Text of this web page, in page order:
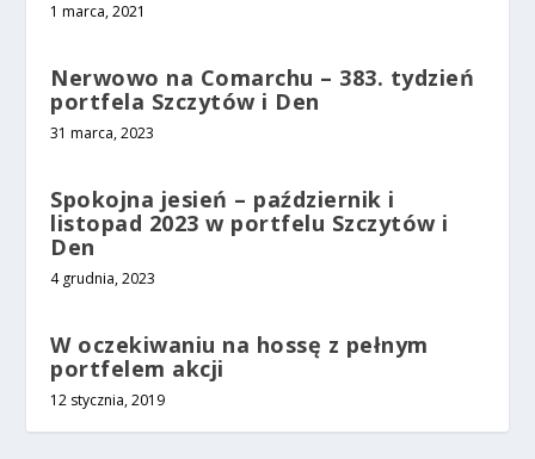
1 marca, 2021
Nerwowo na Comarchu – 383. tydzień
portfela Szczytów i Den
31 marca, 2023
Spokojna jesień – październik i
listopad 2023 w portfelu Szczytów i
Den
4 grudnia, 2023
W oczekiwaniu na hossę z pełnym
portfelem akcji
12 stycznia, 2019